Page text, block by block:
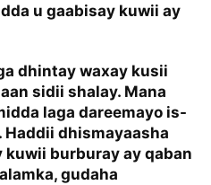
u gaabisay kuwii ay
dhintay waxay kusii
sidii shalay. Mana
laga dareemayo is-
Haddii dhismayaasha
kuwii burburay ay qaban
gudaha